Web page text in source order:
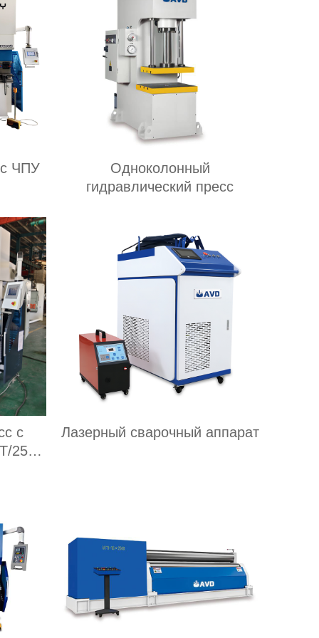
с ЧПУ
Одноколонный
гидравлический пресс
с
2500
Лазерный сварочный аппарат